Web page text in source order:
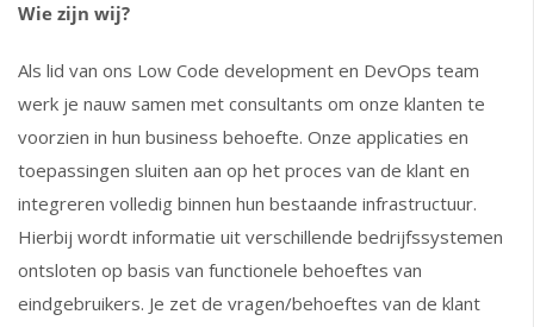
Wie zijn wij?
Als lid van ons Low Code development en DevOps team
werk je nauw samen met consultants om onze klanten te
voorzien in hun business behoefte. Onze applicaties en
toepassingen sluiten aan op het proces van de klant en
integreren volledig binnen hun bestaande infrastructuur.
Hierbij wordt informatie uit verschillende bedrijfssystemen
ontsloten op basis van functionele behoeftes van
eindgebruikers. Je zet de vragen/behoeftes van de klant